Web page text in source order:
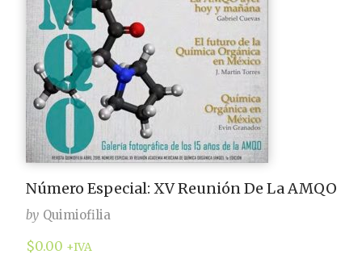
Número Especial: XV Reunión De La AMQO
by Quimiofilia
$0.00 +IVA